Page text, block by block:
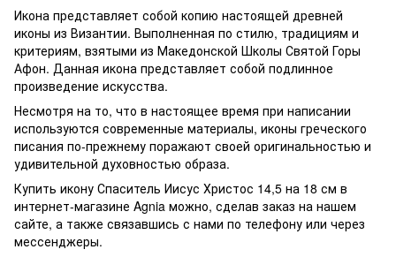
Икона представляет собой копию настоящей древней
иконы из Византии. Выполненная по стилю, традициям и
критериям, взятыми из Македонской Школы Святой Горы
Афон. Данная икона представляет собой подлинное
произведение искусства.
Несмотря на то, что в настоящее время при написании
используются современные материалы, иконы греческого
писания по-прежнему поражают своей оригинальностью и
удивительной духовностью образа.
Купить икону Спаситель Иисус Христос 14,5 на 18 см в
интернет-магазине Agnia можно, сделав заказ на нашем
сайте, а также связавшись с нами по телефону или через
мессенджеры.